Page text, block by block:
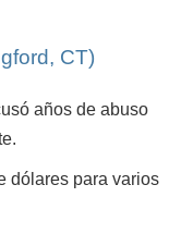
CT)
años de abuso
dólares para varios